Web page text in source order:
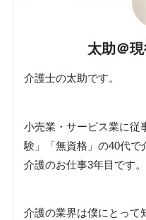
太助＠
介護士の太助です。
小売業・サービス業に従
験」「無資格」の40代で
介護のお仕事3年目です。
介護の業界は僕にとって